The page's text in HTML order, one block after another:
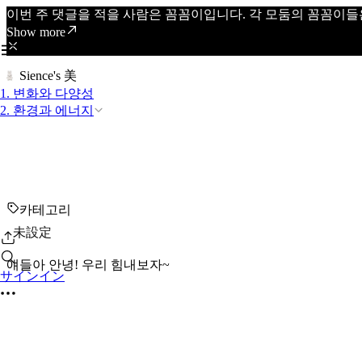
이번 주 댓글을 적을 사람은 꼼꼼이입니다. 각 모둠의 꼼꼼이
Show more
Sience's 美
1. 변화와 다양성
2. 환경과 에너지
サインイン
카테고리
未設定
얘들아 안녕! 우리 힘내보자~